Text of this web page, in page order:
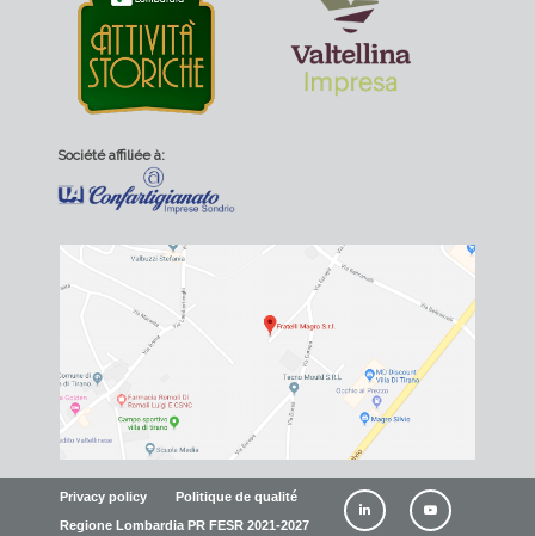
Société affiliée à:
Privacy policy
Politique de qualité
Regione Lombardia PR FESR 2021-2027